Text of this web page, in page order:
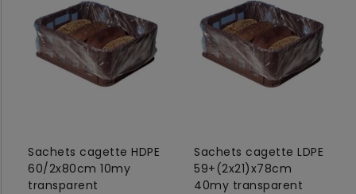
Sachets cagette HDPE
60/2x80cm 10my
transparent
Sachets cagette LDPE
59+(2x21)x78cm
40my transparent